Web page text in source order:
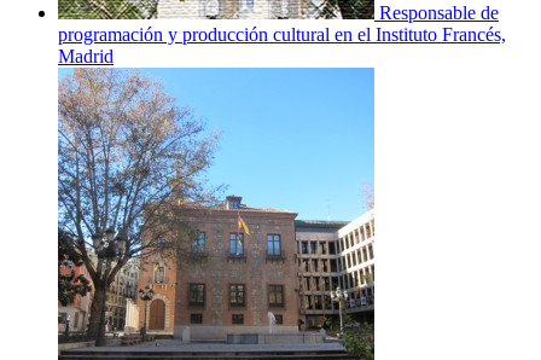
Responsable de
programación y producción cultural en el Instituto Francés,
Madrid